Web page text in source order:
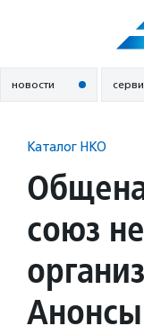
новости
Каталог НКО
союз
Анонсы